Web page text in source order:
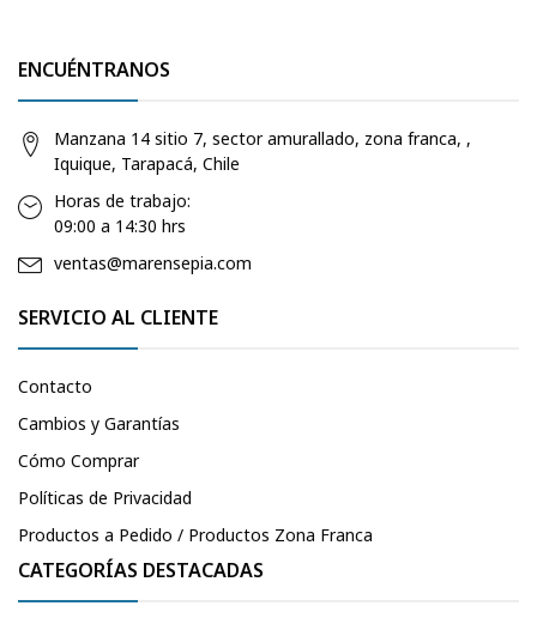
ENCUÉNTRANOS
Manzana 14 sitio 7, sector amurallado, zona franca, ,
Iquique, Tarapacá, Chile
Horas de trabajo:
09:00 a 14:30 hrs
ventas@marensepia.com
SERVICIO AL CLIENTE
Contacto
Cambios y Garantías
Cómo Comprar
Políticas de Privacidad
Productos a Pedido / Productos Zona Franca
CATEGORÍAS DESTACADAS